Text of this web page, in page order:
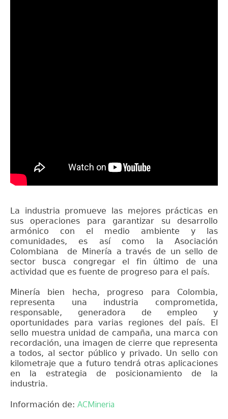
La industria promueve las mejores prácticas en
sus operaciones para garantizar su desarrollo
armónico con el medio ambiente y las
comunidades, es así como la Asociación
Colombiana de Minería a través de un sello de
sector busca congregar el fin último de una
actividad que es fuente de progreso para el país.
Minería bien hecha, progreso para Colombia,
representa una industria comprometida,
responsable, generadora de empleo y
oportunidades para varias regiones del país. El
sello muestra unidad de campaña, una marca con
recordación, una imagen de cierre que representa
a todos, al sector público y privado. Un sello con
kilometraje que a futuro tendrá otras aplicaciones
en la estrategia de posicionamiento de la
industria.
Información de: ACMineria